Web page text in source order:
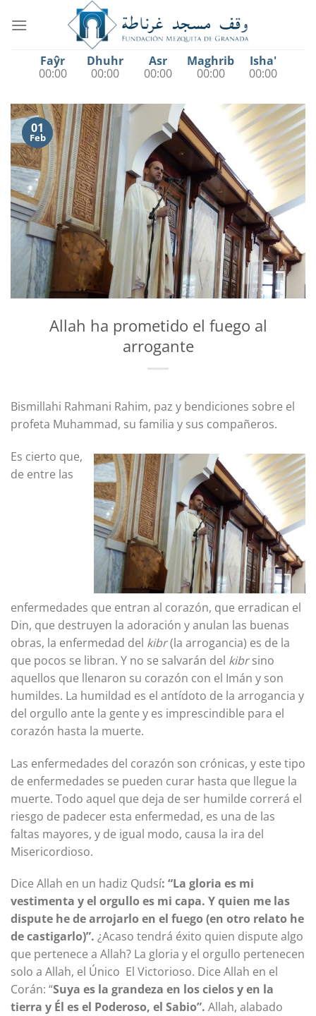
Faŷr
00:00
Dhuhr
00:00
Asr
00:00
Maghrib
00:00
Isha'
00:00
01
Feb
Allah ha prometido el fuego al
arrogante
Bismillahi Rahmani Rahim, paz y bendiciones sobre el
profeta Muhammad, su familia y sus compañeros.
Es cierto que,
de entre las
enfermedades que entran al corazón, que erradican el
Din, que destruyen la adoración y anulan las buenas
obras, la enfermedad del kibr(la arrogancia) es de la
que pocos se libran. Y no se salvarán del kibrsino
aquellos que llenaron su corazón con el Imán y son
humildes. La humildad es el antídoto de la arrogancia y
del orgullo ante la gente y es imprescindible para el
corazón hasta la muerte.
Las enfermedades del corazón son crónicas, y este tipo
de enfermedades se pueden curar hasta que llegue la
muerte. Todo aquel que deja de ser humilde correrá el
riesgo de padecer esta enfermedad, es una de las
faltas mayores, y de igual modo, causa la ira del
Misericordioso.
Dice Allah en un hadiz Qudsí: “La gloria es mi
vestimenta y el orgullo es mi capa. Y quien me las
dispute he de arrojarlo en el fuego (en otro relato he
de castigarlo)”. ¿Acaso tendrá éxito quien dispute algo
que pertenece a Allah? La gloria y el orgullo pertenecen
solo a Allah, el Único El Victorioso. Dice Allah en el
Corán: “Suya es la grandeza en los cielos y en la
tierra y Él es el Poderoso, el Sabio”. Allah, alabado